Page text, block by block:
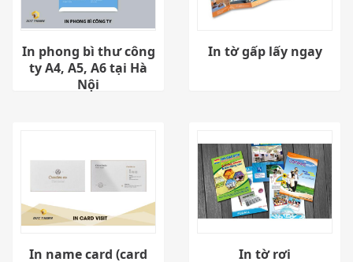
In phong bì thư công
ty A4, A5, A6 tại Hà
Nội
In tờ gấp lấy ngay
In name card (card
In tờ rơi